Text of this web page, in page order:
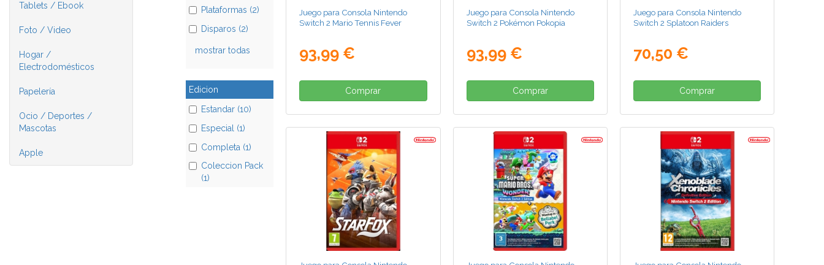
Tablets / Ebook
Foto / Video
Hogar /
Electrodomésticos
Papelería
Ocio / Deportes /
Mascotas
Apple
Plataformas (2)
Disparos (2)
mostrar todas
Edicion
Estandar (10)
Especial (1)
Completa (1)
Coleccion Pack
(1)
Juego para Consola Nintendo
Switch 2 Mario Tennis Fever
93,99 €
Comprar
Juego para Consola Nintendo
Switch 2 Pokémon Pokopia
93,99 €
Comprar
Juego para Consola Nintendo
Switch 2 Splatoon Raiders
70,50 €
Comprar